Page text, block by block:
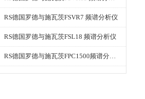
RS德国罗德与施瓦茨FSVR7 频谱分析仪
RS德国罗德与施瓦茨FSL18 频谱分析仪
RS德国罗德与施瓦茨FPC1500频谱分析仪